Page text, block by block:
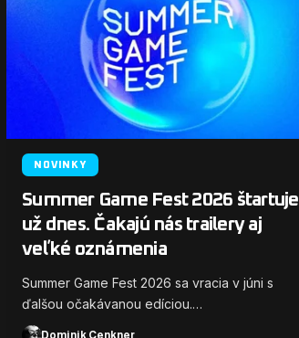
NOVINKY
Summer Game Fest 2026 štartuje
už dnes. Čakajú nás trailery aj
veľké oznámenia
Summer Game Fest 2026 sa vracia v júni s
ďalšou očakávanou edíciou.…
Dominik Cenkner